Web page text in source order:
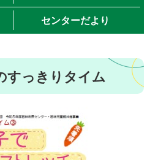
センターだより
っきりタイム